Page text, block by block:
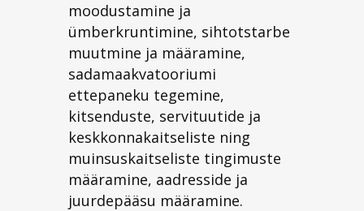
moodustamine ja
ümberkruntimine, sihtotstarbe
muutmine ja määramine,
sadamaakvatooriumi
ettepaneku tegemine,
kitsenduste, servituutide ja
keskkonnakaitseliste ning
muinsuskaitseliste tingimuste
määramine, aadresside ja
juurdepääsu määramine.